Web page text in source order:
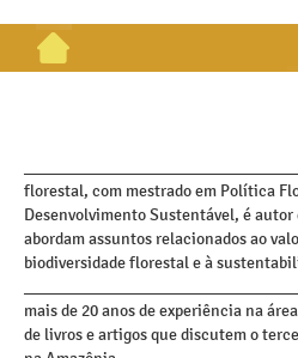
publicações
galeria
contato
florestal, com mestrado em Política
Desenvolvimento Sustentável, é autor
abordam assuntos relacionados ao
biodiversidade florestal e à
mais de 20 anos de experiência na
de livros e artigos que discutem o